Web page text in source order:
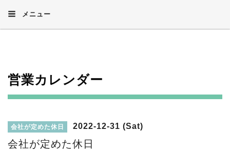
メニュー
営業カレンダー
会社が定めた休日 2022-12-31 (Sat)
会社が定めた休日